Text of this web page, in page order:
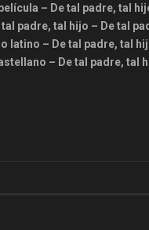
– De tal padre, tal
padre, tal hijo – De tal
latino – De tal padre, tal
– De tal padre, tal